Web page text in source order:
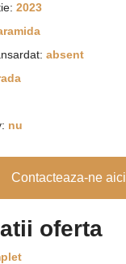
2023
absent
nu
Contacteaza-ne aici
oferta